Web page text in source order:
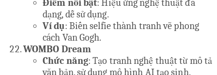
Điểm nổi bật: Hiệu ứng nghệ thuật đa
dạng, dễ sử dụng.
Ví dụ: Biến selfie thành tranh vẽ phong
cách Van Gogh.
WOMBO Dream
Chức năng: Tạo tranh nghệ thuật từ mô tả
văn bản, sử dụng mô hình AI tạo sinh.